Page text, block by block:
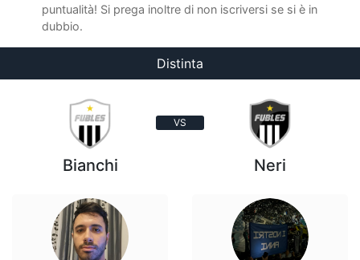
puntualità! Si prega inoltre di non iscriversi se si è in
dubbio.
Distinta
VS
Bianchi Neri